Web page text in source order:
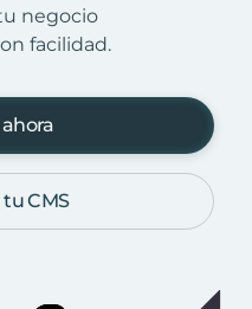
negocio
facilidad.
CMS